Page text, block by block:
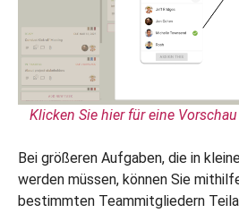
Klicken Sie hier für eine
Bei größeren Aufgaben, die in
werden müssen, können Sie
bestimmten Teammitgliedern